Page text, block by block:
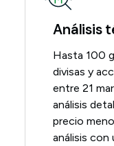
Análisis
Hasta 100
divisas y
entre 21
análisis
precio
análisis con